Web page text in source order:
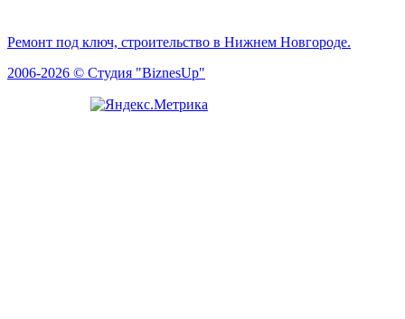
Ремонт под ключ, строительство в Нижнем Новгороде.
2006-2026 © Студия "BiznesUp"